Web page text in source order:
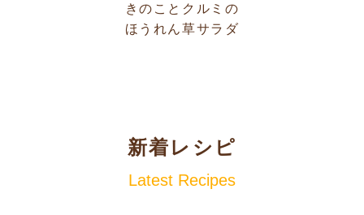
きのことクルミの
ほうれん草サラダ
新着レシピ
Latest Recipes